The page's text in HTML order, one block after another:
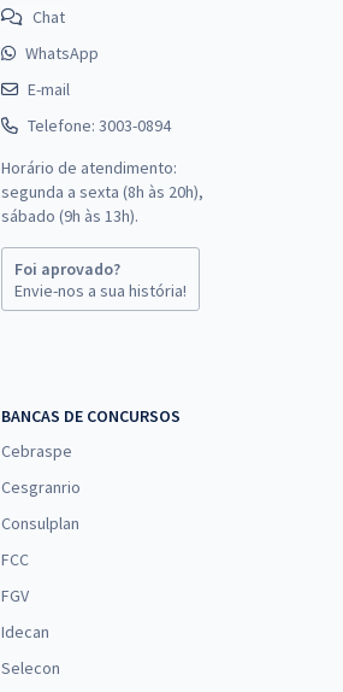
Chat
WhatsApp
E-mail
Telefone: 3003-0894
Horário de atendimento:
segunda a sexta (8h às 20h),
sábado (9h às 13h).
Foi aprovado?
Envie-nos a sua história!
BANCAS DE CONCURSOS
Cebraspe
Cesgranrio
Consulplan
FCC
FGV
Idecan
Selecon